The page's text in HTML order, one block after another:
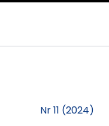
Nr 11 (2024)